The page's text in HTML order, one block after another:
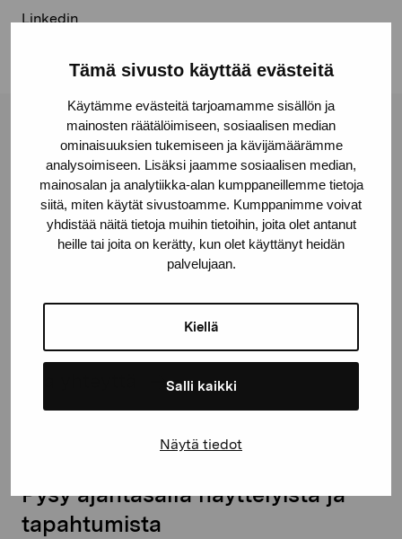
Tämä sivusto käyttää evästeitä
Käytämme evästeitä tarjoamamme sisällön ja
mainosten räätälöimiseen, sosiaalisen median
ominaisuuksien tukemiseen ja kävijämäärämme
analysoimiseen. Lisäksi jaamme sosiaalisen median,
mainosalan ja analytiikka-alan kumppaneillemme tietoja
siitä, miten käytät sivustoamme. Kumppanimme voivat
yhdistää näitä tietoja muihin tietoihin, joita olet antanut
heille tai joita on kerätty, kun olet käyttänyt heidän
palvelujaan.
Kiellä
Salli kaikki
Näytä tiedot
Linkedin
Pro Artibus -säätiö
Kustaa Vaasan katu 11
10600 Tammisaari
proartibus@proartibus.fi
Pysy ajantasalla näyttelyistä ja
tapahtumista